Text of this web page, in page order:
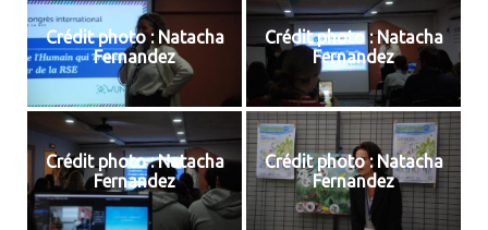
Crédit photo : Natacha
Fernandez
Crédit photo : Natacha
Fernandez
Crédit photo : Natacha
Fernandez
Crédit photo : Natacha
Fernandez